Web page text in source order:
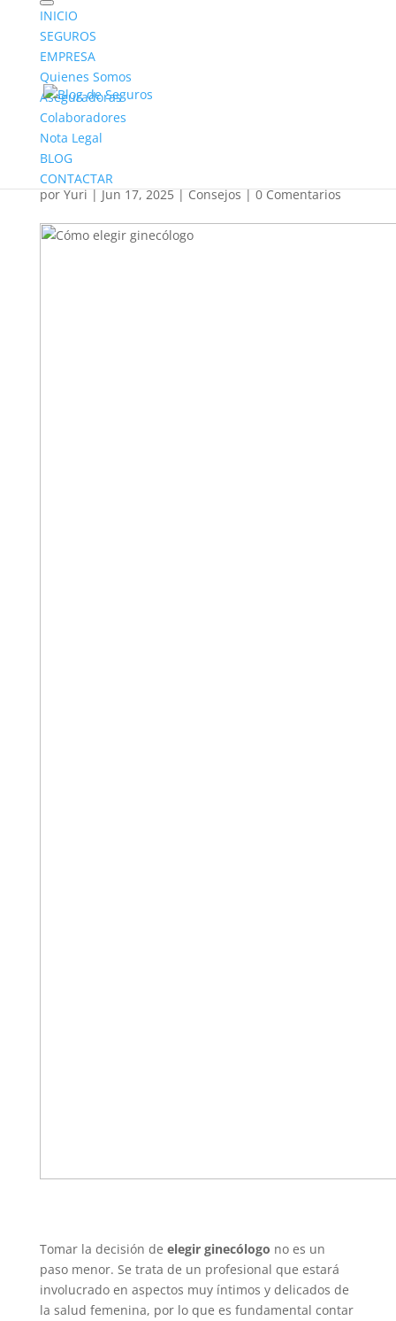
INICIO
SEGUROS
EMPRESA
Quienes Somos
Aseguradoras
Colaboradores
Nota Legal
BLOG
CONTACTAR
¿Cómo elegir ginecólogo?
| 6 Consejos Clave
porYuri|Jun 17, 2025|Consejos|0 Comentarios
Tomar la decisión de elegir ginecólogo no es un
paso menor. Se trata de un profesional que estará
involucrado en aspectos muy íntimos y delicados de
la salud femenina, por lo que es fundamental contar